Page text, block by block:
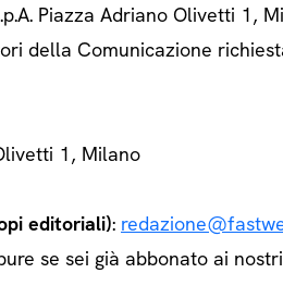
Piazza Adriano Olivetti 1,
della Comunicazione
1, Milano
editoriali):
se sei già abbonato ai